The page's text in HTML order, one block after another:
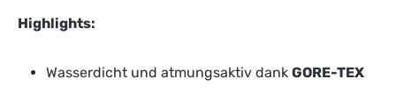
Highlights:
Wasserdicht und atmungsaktiv dank GORE-TEX